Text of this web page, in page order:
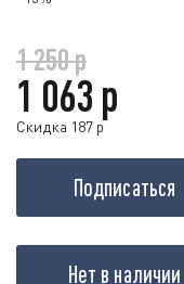
1 250 р
1 063 р
Скидка 187 р
Подписаться
Нет в наличии